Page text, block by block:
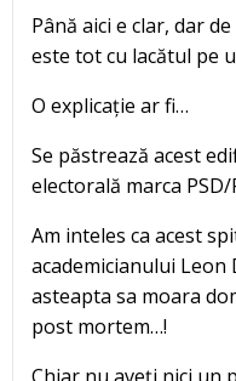
Până aici e clar, dar
este tot cu lacătul pe
O explicație ar fi…
Se păstrează acest
electorală marca PSD/
Am inteles ca acest
academicianului
asteapta sa moara
post mortem…!